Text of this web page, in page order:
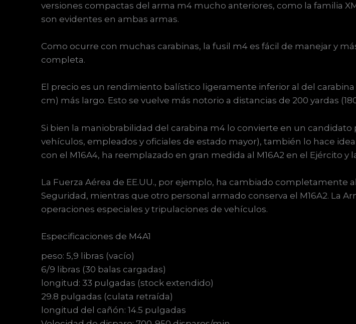
versiones compactas del arma m4 mucho anteriores, como la familia
son evidentes en ambas armas.
Como ocurre con muchas carabinas, la fusil m4 es fácil de manejar y
completa.
El precio es un rendimiento balístico ligeramente inferior al del
cm) más largo. Esto se vuelve más notorio a distancias de 200 yardas
Si bien la maniobrabilidad del carabina m4 lo convierte en un
vehículos, empleados y oficiales de estado mayor), también lo hace
con el M16A4, ha reemplazado en gran medida al M16A2 en el Ejército y
La Fuerza Aérea de EE.UU., por ejemplo, ha cambiado completamente
Seguridad, mientras que otro personal armado conserva el M16A2. La
operaciones especiales y tripulaciones de vehículos.
Especificaciones de M4A1
peso: 5,9 libras (vacío)
6/9 libras (30 balas cargadas)
longitud: 33 pulgadas (stock extendido)
29.8 pulgadas (culata retraída)
longitud del cañón: 14.5 pulgadas